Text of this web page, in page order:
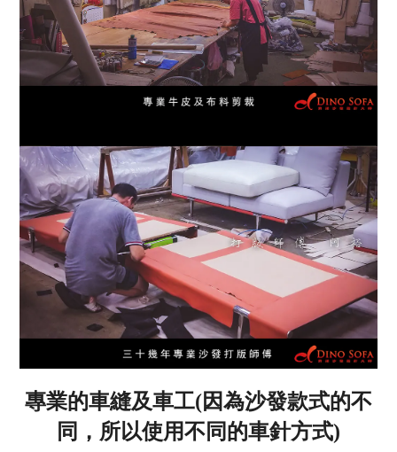
專業的車縫及車工(因為沙發款式的不
同，所以使用不同的車針方式)